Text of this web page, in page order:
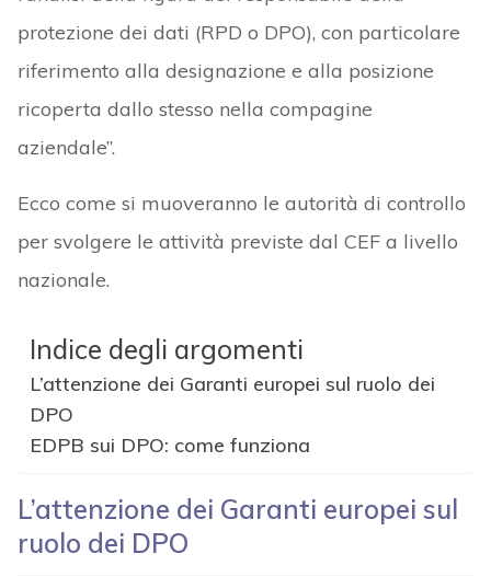
protezione dei dati (RPD o DPO), con particolare
riferimento alla designazione e alla posizione
ricoperta dallo stesso nella compagine
aziendale”.
Ecco come si muoveranno le autorità di controllo
per svolgere le attività previste dal CEF a livello
nazionale.
Indice degli argomenti
L’attenzione dei Garanti europei sul ruolo dei
DPO
EDPB sui DPO: come funziona
L’attenzione dei Garanti europei sul
ruolo dei DPO